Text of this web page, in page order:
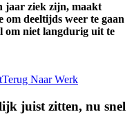
jaar ziek zijn, maakt
om deeltijds weer te gaan
om niet langdurig uit te
Terug Naar Werk
juist zitten, nu snel